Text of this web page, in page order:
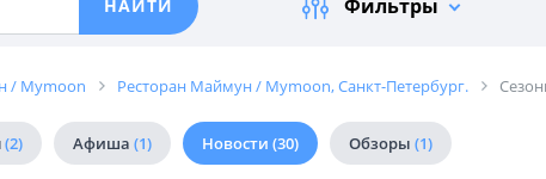
Фильтры
/ Mymoon Ресторан Маймун / Mymoon, Санкт-Петербург.
(2) Афиша (1) Новости (30) Обзоры (1)